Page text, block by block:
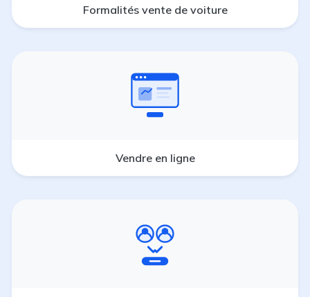
Formalités vente de voiture
Vendre en ligne